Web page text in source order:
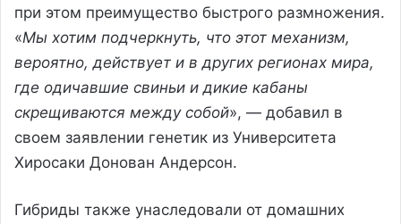
при этом преимущество быстрого размножения.
«Мы хотим подчеркнуть, что этот механизм,
вероятно, действует и в других регионах мира,
где одичавшие свиньи и дикие кабаны
скрещиваются между собой», — добавил в
своем заявлении генетик из Университета
Хиросаки Донован Андерсон.
Гибриды также унаследовали от домашних